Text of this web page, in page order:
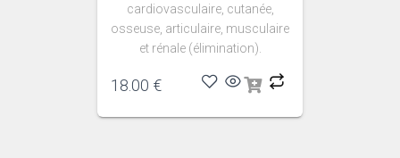
cardiovasculaire, cutanée,
osseuse, articulaire, musculaire
et rénale (élimination).
18.00 €